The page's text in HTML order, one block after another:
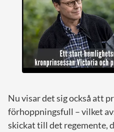
Nu visar det sig också att
förhoppningsfull – vilket
skickat till det regemente,